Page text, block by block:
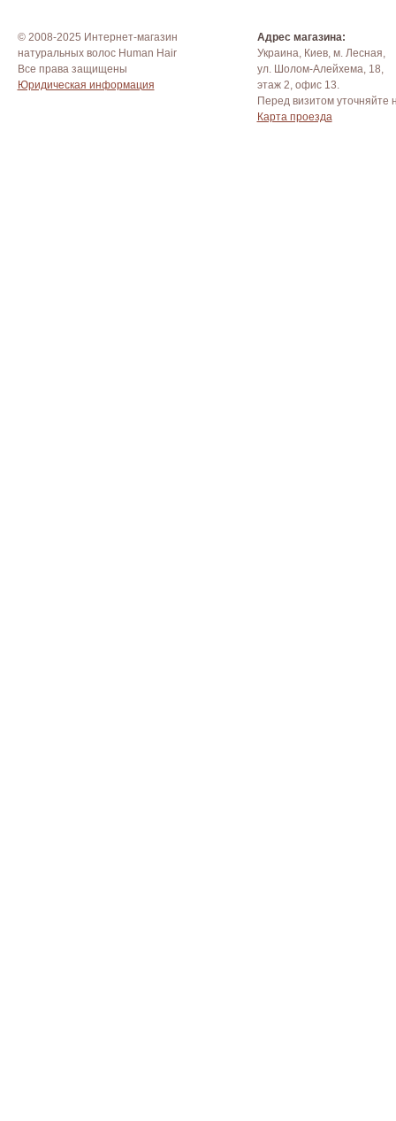
© 2008-2025 Интернет-магазин
натуральных волос Human Hair
Все права защищены
Юридическая информация
Адрес магазина:
Украина, Киев, м. Лесная,
ул. Шолом-Алейхема, 18,
этаж 2, офис 13.
Перед визитом уточняйте
Карта проезда